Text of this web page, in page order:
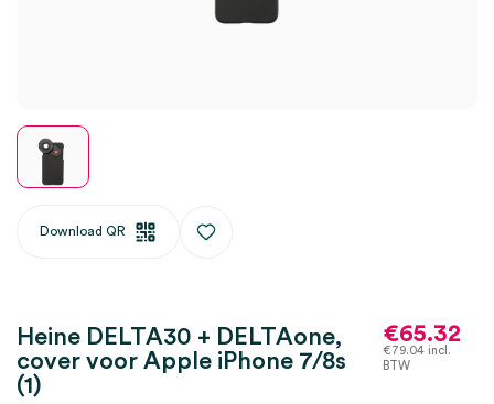
Download QR
Heine DELTA30 + DELTAone,
cover voor Apple iPhone 7/8s
(1)
€65.32
€79.04incl.
BTW